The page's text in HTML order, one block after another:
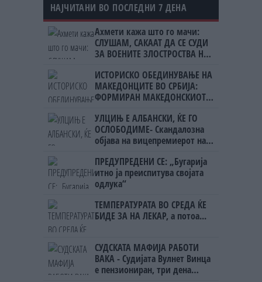
НАЈЧИТАНИ ВО ПОСЛЕДНИ 7 ДЕНА
Ахмети кажа што го мачи:
СЛУШАМ, САКААТ ДА СЕ СУДИ
ЗА ВОЕНИТЕ ЗЛОСТРОСТВА НА
ИСТОРИСКО ОБЕДИНУВАЊЕ НА
МАКЕДОНЦИТЕ ВО СРБИЈА:
ФОРМИРАН МАКЕДОНСКИОТ
УЛЦИЊ Е АЛБАНСКИ, ЌЕ ГО
ОСЛОБОДИМЕ- Скандалозна
објава на вицепремиерот на
ПРЕДУПРЕДЕНИ СЕ: „Бугарија
итно ја преиспитува својата
одлука“
ТЕМПЕРАТУРАТА ВО СРЕДА ЌЕ
БИДЕ ЗА НА ЛЕКАР, а потоа...
СУДСКАТА МАФИЈА РАБОТИ
ВАКА - Судијата Вулнет Винца
е пензиониран, три дена